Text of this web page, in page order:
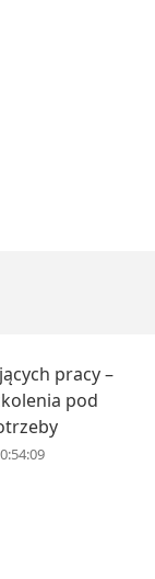
pracy –
pod